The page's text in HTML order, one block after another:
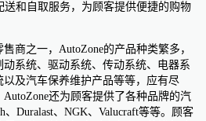
送和自取服务，为顾客提供便捷的购物
商之一，AutoZone的产品种类繁多，
系统、驱动系统、传动系统、电器系
及汽车保养维护产品等等，应有尽
还为顾客提供了各种品牌的汽
、Duralast、NGK、Valucraft等等。顾客